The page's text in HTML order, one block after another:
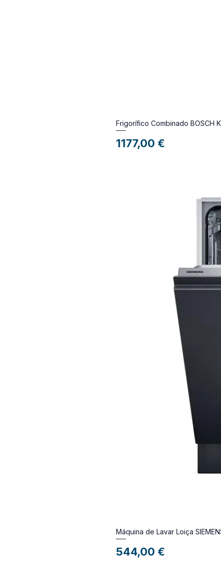
Frigorífico Combinado BOSCH
Preço
1177,00 €
Máquina de Lavar Loiça
Preço
544,00 €